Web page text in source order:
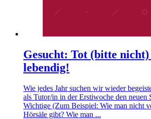
Gesucht: Tot (bitte
lebendig!
Wie jedes Jahr suchen wir wieder
als Tutor/in in der Erstiwoche den neuen
Wichtige (Zum Beispiel: Wie man nicht
Hörsäle gibt? Wie man ...